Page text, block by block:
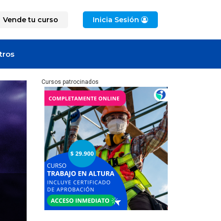
Vende tu curso Inicia Sesión
Cursos patrocinados